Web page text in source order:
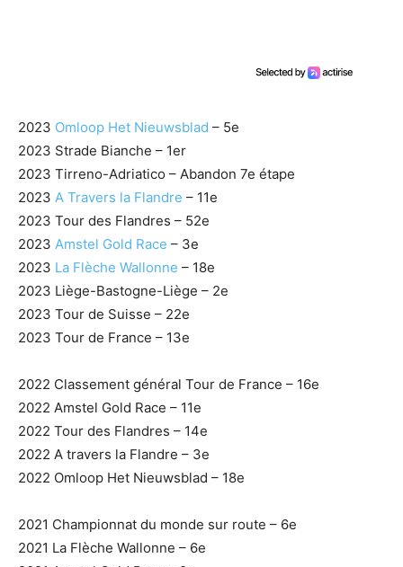
2023 Omloop Het Nieuwsblad – 5e
2023 Strade Bianche – 1er
2023 Tirreno-Adriatico – Abandon 7e étape
2023 A Travers la Flandre – 11e
2023 Tour des Flandres – 52e
2023 Amstel Gold Race – 3e
2023 La Flèche Wallonne – 18e
2023 Liège-Bastogne-Liège – 2e
2023 Tour de Suisse – 22e
2023 Tour de France – 13e
2022 Classement général Tour de France – 16e
2022 Amstel Gold Race – 11e
2022 Tour des Flandres – 14e
2022 A travers la Flandre – 3e
2022 Omloop Het Nieuwsblad – 18e
2021 Championnat du monde sur route – 6e
2021 La Flèche Wallonne – 6e